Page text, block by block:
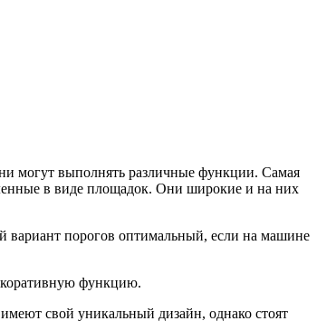
могут выполнять различные функции. Самая
в виде площадок. Они широкие и на них
вариант порогов оптимальный, если на машине
функцию.
свой уникальный дизайн, однако стоят